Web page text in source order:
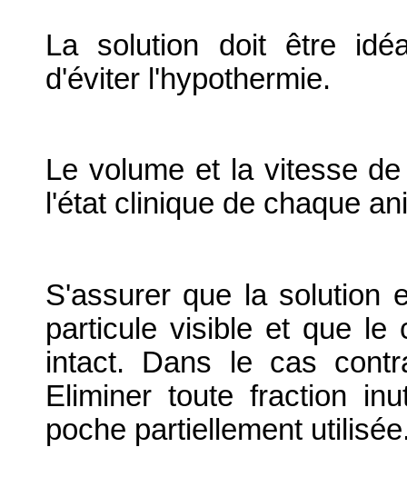
La solution doit être
d'éviter l'hypothermie.
Le volume et la vitesse
l'état clinique de chaque
S'assurer que la solution
particule visible et que le
intact. Dans le cas
Eliminer toute fraction
poche partiellement